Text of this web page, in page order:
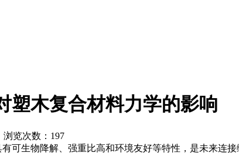
塑木复合材料力学的影响
览次数： 197
可生物降解、强重比高和环境友好等特性，是未来连